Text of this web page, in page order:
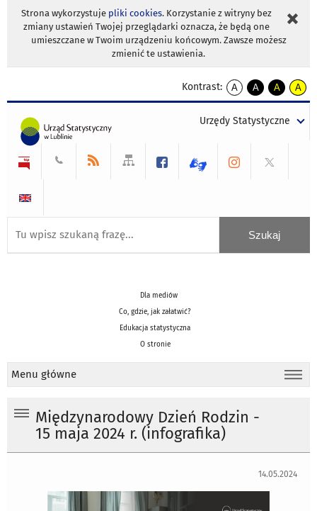
Strona wykorzystuje pliki cookies. Korzystanie z witryny bez
zmiany ustawień Twojej przeglądarki oznacza, że będą one
umieszczane w Twoim urządzeniu końcowym. Zawsze możesz
zmienić te ustawienia.
Kontrast:
A
kontrast
A
kontrast
tekst
czarnym
A
kontrast
tekst
czarnym
A
tekst
żółtym
Urzędy Statystyczne
Dla mediów
Co, gdzie, jak załatwić?
Edukacja statystyczna
O stronie
Menu główne
Międzynarodowy Dzień Rodzin -
15 maja 2024 r. (infografika)
14.05.2024